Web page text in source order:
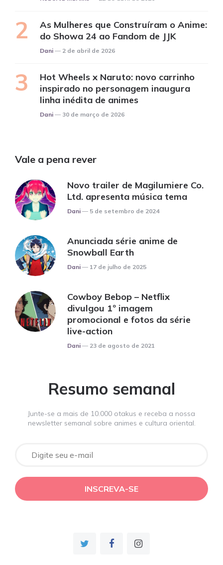
As Mulheres que Construíram o Anime:
do Showa 24 ao Fandom de JJK
Posted
Dani 2 de abril de 2026
Hot Wheels x Naruto: novo carrinho
inspirado no personagem inaugura
linha inédita de animes
Posted
Dani 30 de março de 2026
Vale a pena rever
Novo trailer de Magilumiere Co.
Ltd. apresenta música tema
Posted
Dani 5 de setembro de 2024
Anunciada série anime de
Snowball Earth
Posted
Dani 17 de julho de 2025
Cowboy Bebop – Netflix
divulgou 1º imagem
promocional e fotos da série
live-action
Posted
Dani 23 de agosto de 2021
Resumo semanal
Junte-se a mais de 10.000 otakus e receba a nossa
newsletter semanal sobre animes e cultura oriental.